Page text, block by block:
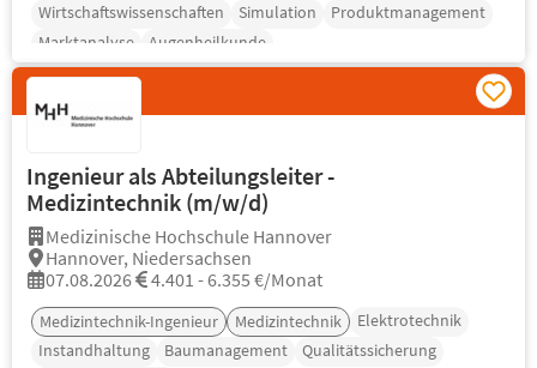
Wirtschaftswissenschaften
Simulation
Produktmanagement
Marktanalyse
Augenheilkunde
Ingenieur als Abteilungsleiter -
Medizintechnik (m/w/d)
Medizinische Hochschule Hannover
Hannover, Niedersachsen
07.08.2026
4.401 - 6.355 €/Monat
Medizintechnik-Ingenieur Medizintechnik
Elektrotechnik
Instandhaltung
Baumanagement
Qualitätssicherung